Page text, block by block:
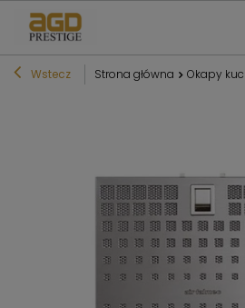
Wstecz Strona główna Okapy